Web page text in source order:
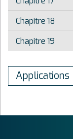
Chapitre 18
Chapitre 19
Applications